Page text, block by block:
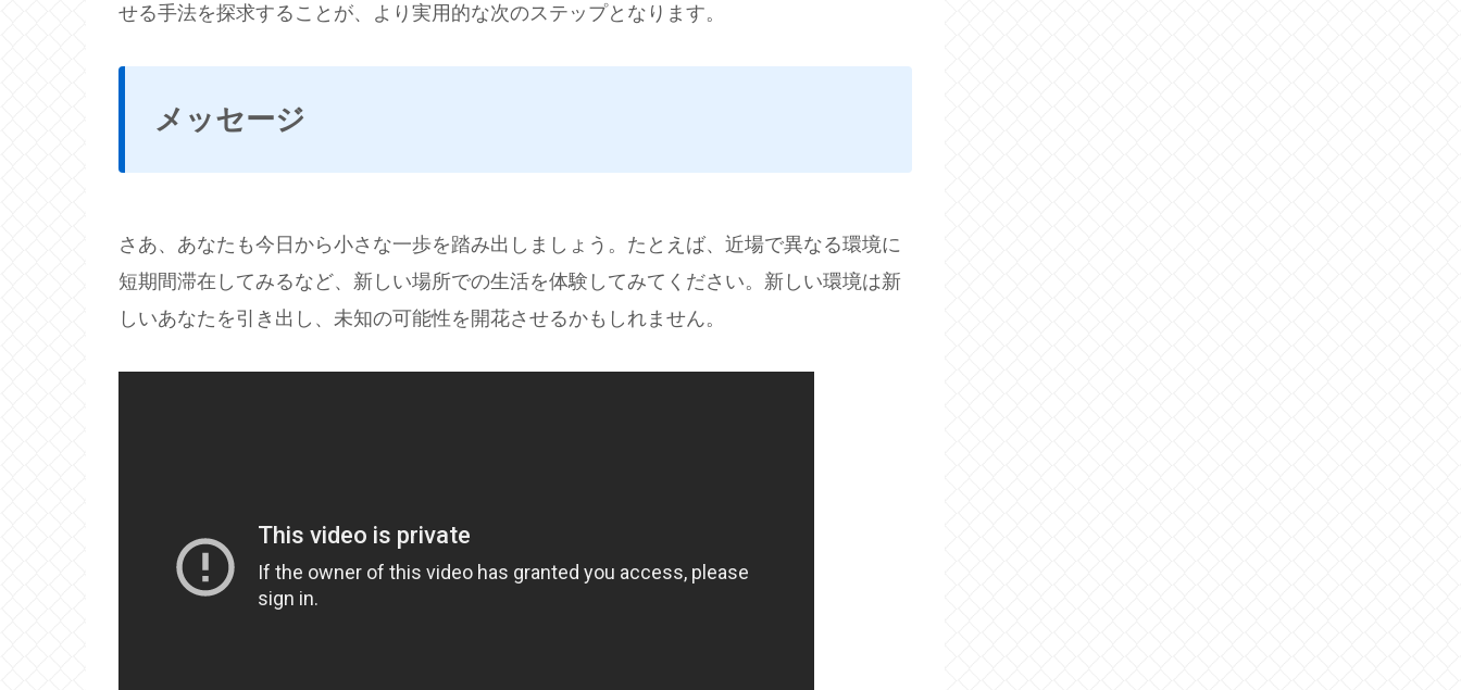
せる手法を探求することが、より実用的な次のステップとなります。
メッセージ
さあ、あなたも今日から小さな一歩を踏み出しましょう。たとえば、近場で異なる環境に
短期間滞在してみるなど、新しい場所での生活を体験してみてください。新しい環境は新
しいあなたを引き出し、未知の可能性を開花させるかもしれません。